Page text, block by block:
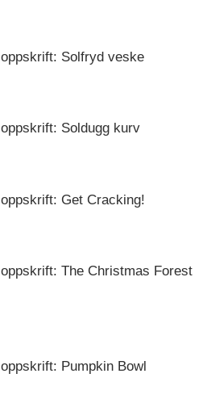
Solfryd veske
Soldugg kurv
Get Cracking!
oppskrift: The Christmas Forest
Pumpkin Bowl